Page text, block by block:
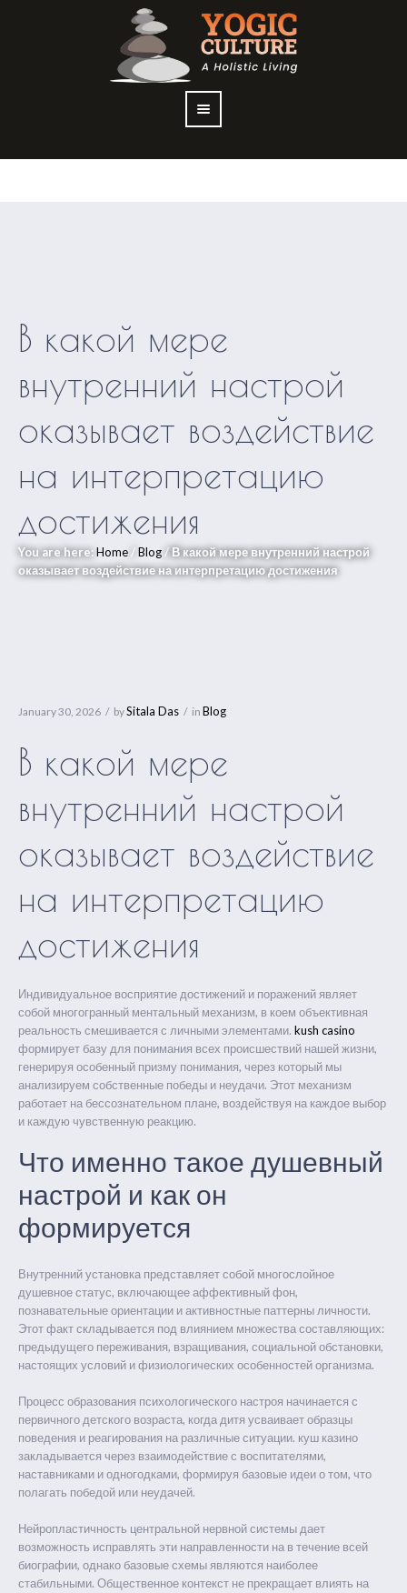
В какой мере
внутренний настрой
оказывает воздействие
на интерпретацию
достижения
You are here:Home /Blog / В какой мере внутренний настрой
оказывает воздействие на интерпретацию достижения
January 30, 2026 bySitala Das in Blog
В какой мере
внутренний настрой
оказывает воздействие
на интерпретацию
достижения
Индивидуальное восприятие достижений и поражений являет
собой многогранный ментальный механизм, в коем объективная
реальность смешивается с личными элементами. kush casino
формирует базу для понимания всех происшествий нашей жизни,
генерируя особенный призму понимания, через который мы
анализируем собственные победы и неудачи. Этот механизм
работает на бессознательном плане, воздействуя на каждое выбор
и каждую чувственную реакцию.
Что именно такое душевный
настрой и как он
формируется
Внутренний установка представляет собой многослойное
душевное статус, включающее аффективный фон,
познавательные ориентации и активностные паттерны личности.
Этот факт складывается под влиянием множества составляющих:
предыдущего переживания, взращивания, социальной обстановки,
настоящих условий и физиологических особенностей организма.
Процесс образования психологического настроя начинается с
первичного детского возраста, когда дитя усваивает образцы
поведения и реагирования на различные ситуации. куш казино
закладывается через взаимодействие с воспитателями,
наставниками и одногодками, формируя базовые идеи о том, что
полагать победой или неудачей.
Нейропластичность центральной нервной системы дает
возможность исправлять эти направленности на в течение всей
биографии, однако базовые схемы являются наиболее
стабильными. Общественное контекст не прекращает влиять на